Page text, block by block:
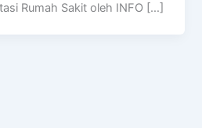
Rumah Sakit oleh INFO […]